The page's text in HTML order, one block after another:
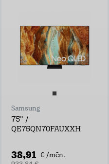
Samsung
75" /
QE75QN70FAUXXH
38,91 € /mēn.